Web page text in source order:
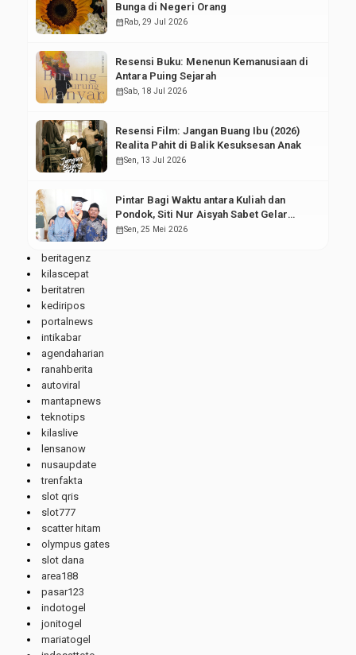
Bunga di Negeri Orang
calendar_monthRab, 29 Jul 2026
Resensi Buku: Menenun Kemanusiaan di
Antara Puing Sejarah
calendar_monthSab, 18 Jul 2026
Resensi Film: Jangan Buang Ibu (2026)
Realita Pahit di Balik Kesuksesan Anak
calendar_monthSen, 13 Jul 2026
Pintar Bagi Waktu antara Kuliah dan
Pondok, Siti Nur Aisyah Sabet Gelar
Wisudawan Terbaik
calendar_monthSen, 25 Mei 2026
beritagenz
kilascepat
beritatren
kediripos
portalnews
intikabar
agendaharian
ranahberita
autoviral
mantapnews
teknotips
kilaslive
lensanow
nusaupdate
trenfakta
slot qris
slot777
scatter hitam
olympus gates
slot dana
area188
pasar123
indotogel
jonitogel
mariatogel